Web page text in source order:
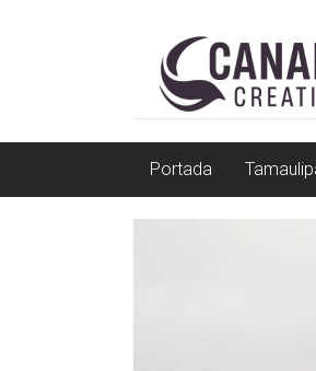
EDITOR
DE
Portada